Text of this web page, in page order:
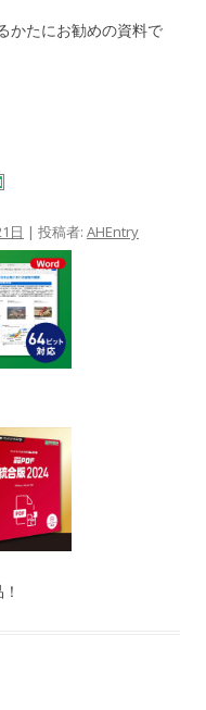
かたにお勧めの資料で
日 | 投稿者: AHEntry